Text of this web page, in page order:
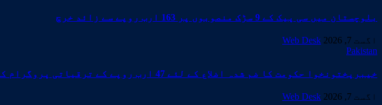
بلوچستان میں سی پیک کے 9 سڑک منصوبوں پر 163 ارب روپے سے زائد خرچ
اگست 7, 2026
Web Desk
Pakistan
خیبرپختونخوا حکومت کا ضم شدہ اضلاع کے لئے 47 ارب روپے کے ترقیاتی پروگرام کا منصوبہ
اگست 7, 2026 Web Desk